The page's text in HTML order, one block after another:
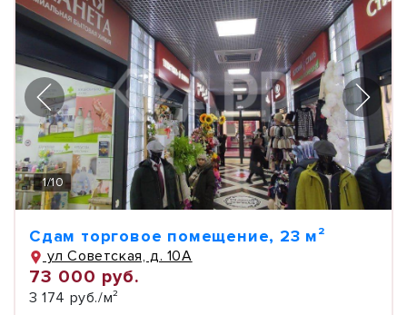
1/10
Сдам торговое помещение, 23 м²
ул Советская, д. 10А
73 000 руб.
3 174 руб./м²